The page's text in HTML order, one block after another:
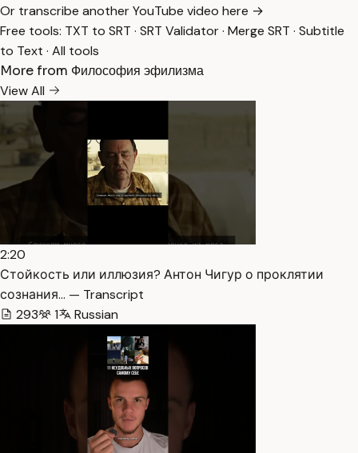
Or transcribe another YouTube video here →
Free tools: TXT to SRT · SRT Validator· Merge SRT · Subtitle
to Text · All tools
More from Философия эфилизма
View All
2:20
Стойкость или иллюзия? Антон Чигур о проклятии
сознания… — Transcript
293
1 Russian